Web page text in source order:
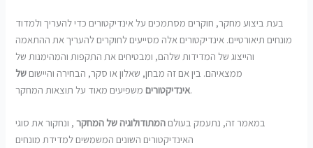
בעת ביצוע מחקר, חוקרים מסתמכים על אינדיקטורים כדי להעריך ולמדוד
מונחים תיאורטיים. אינדיקטורים אלה מסייעים לחוקרים להעריך את ההתאמה
והייצוג של המדידות שלהם, ומבטיחים את התקפות והמהימנות של
ממצאיהם. בין אם זה מבחן, שאלון או סקר, הבחירה והיישום של
אינדיקטוריםמשפיעים מאוד על תוצאות המחקר.
במאמר זה, נתעמק בעולם המתודולוגיה של המחקר, ונחקור את סוגי
האינדיקטורים השונים המשמשים למדידת מונחים